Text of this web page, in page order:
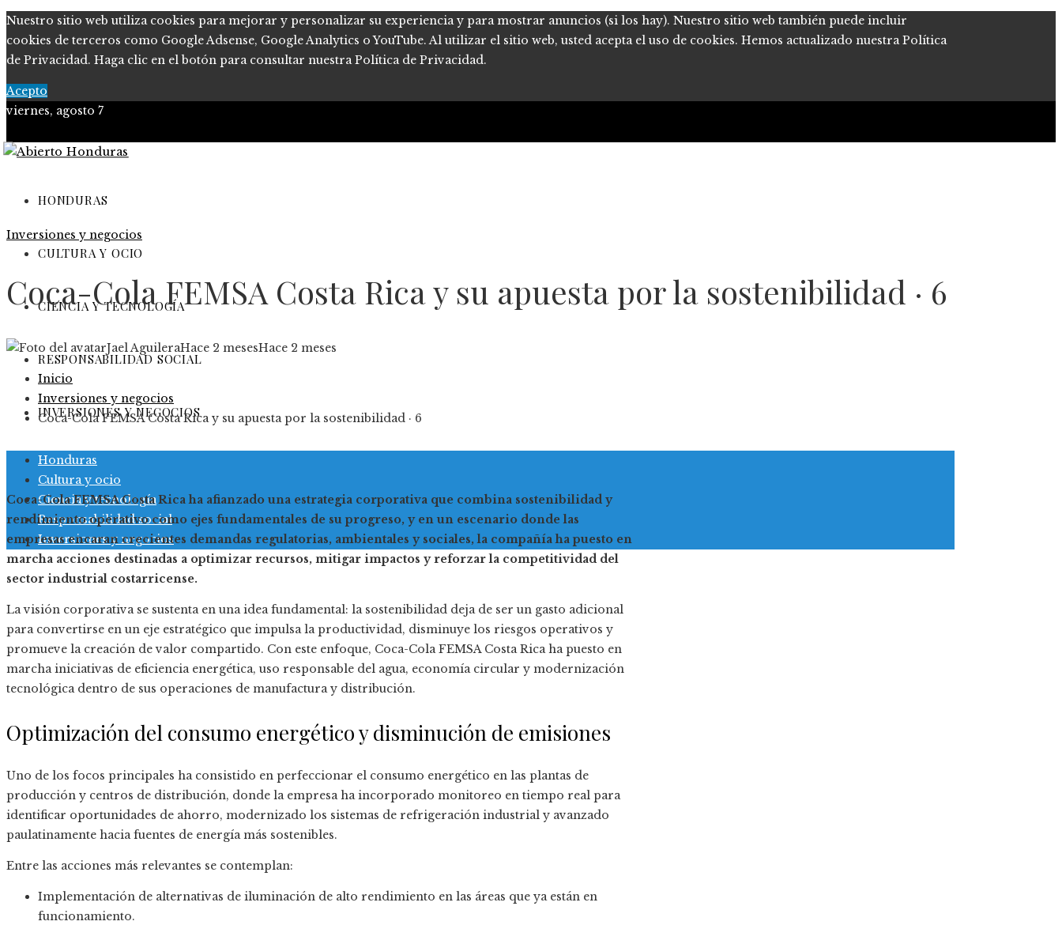
Nuestro sitio web utiliza cookies para mejorar y personalizar su experiencia y para mostrar anuncios (si los hay). Nuestro sitio web también puede incluir
cookies de terceros como Google Adsense, Google Analytics o YouTube. Al utilizar el sitio web, usted acepta el uso de cookies. Hemos actualizado nuestra Política
de Privacidad. Haga clic en el botón para consultar nuestra Política de Privacidad.
Acepto
viernes, agosto 7
Política de Privacidad
Marco Legal del Sitio
Quiénes somos
HONDURAS
CULTURA Y OCIO
CIENCIA Y TECNOLOGÍA
RESPONSABILIDAD SOCIAL
INVERSIONES Y NEGOCIOS
Honduras
Cultura y ocio
Ciencia y tecnología
Responsabilidad social
Inversiones y negocios
Inversiones y negocios
Coca-Cola FEMSA Costa Rica y su apuesta por la sostenibilidad · 6
Jael AguileraHace 2 mesesHace 2 meses
Inicio
Inversiones y negocios
Coca-Cola FEMSA Costa Rica y su apuesta por la sostenibilidad · 6
Coca-Cola FEMSA Costa Rica ha afianzado una estrategia corporativa que combina sostenibilidad y
rendimiento operativo como ejes fundamentales de su progreso, y en un escenario donde las
empresas encaran crecientes demandas regulatorias, ambientales y sociales, la compañía ha puesto en
marcha acciones destinadas a optimizar recursos, mitigar impactos y reforzar la competitividad del
sector industrial costarricense.
La visión corporativa se sustenta en una idea fundamental: la sostenibilidad deja de ser un gasto adicional
para convertirse en un eje estratégico que impulsa la productividad, disminuye los riesgos operativos y
promueve la creación de valor compartido. Con este enfoque, Coca-Cola FEMSA Costa Rica ha puesto en
marcha iniciativas de eficiencia energética, uso responsable del agua, economía circular y modernización
tecnológica dentro de sus operaciones de manufactura y distribución.
Optimización del consumo energético y disminución de emisiones
Uno de los focos principales ha consistido en perfeccionar el consumo energético en las plantas de
producción y centros de distribución, donde la empresa ha incorporado monitoreo en tiempo real para
identificar oportunidades de ahorro, modernizado los sistemas de refrigeración industrial y avanzado
paulatinamente hacia fuentes de energía más sostenibles.
Entre las acciones más relevantes se contemplan:
Implementación de alternativas de iluminación de alto rendimiento en las áreas que ya están en
funcionamiento.